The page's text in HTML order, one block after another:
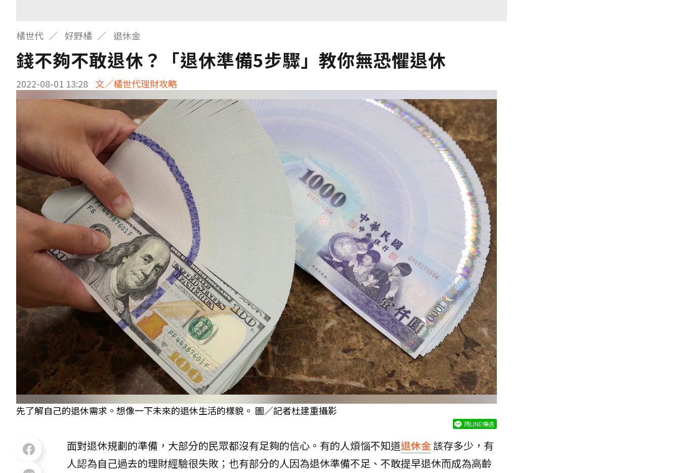
橘世代 好野橘 退休金
錢不夠不敢退休？「退休準備5步驟」教你無恐懼退休
2022-08-01 13:28 文／橘世代理財攻略
先了解自己的退休需求。想像一下未來的退休生活的樣貌。 圖／記者杜建重攝影
用LINE傳送
面對退休規劃的準備，大部分的民眾都沒有足夠的信心。有的人煩惱不知道退休金該存多少，有
人認為自己過去的理財經驗很失敗；也有部分的人因為退休準備不足、不敢提早退休而成為高齡